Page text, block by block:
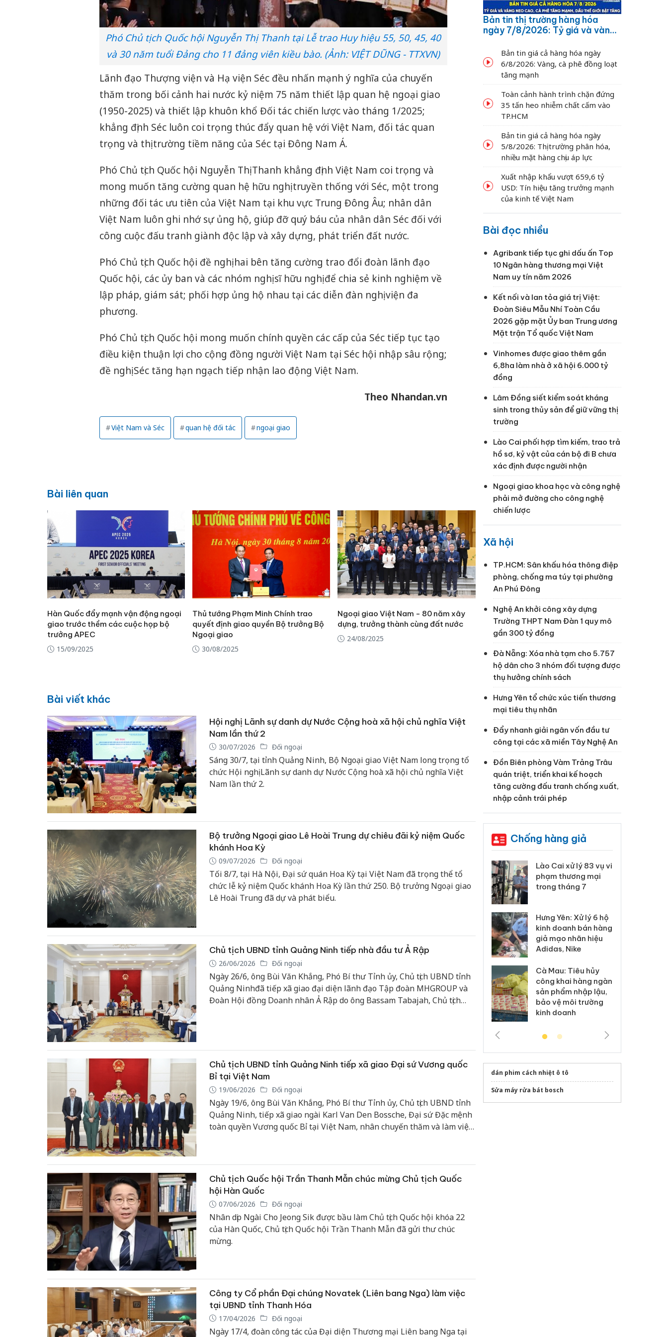
Phó Chủ tịch Quốc hội Nguyễn Thị Thanh tại Lễ trao Huy hiệu 55, 50, 45, 40
và 30 năm tuổi Đảng cho 11 đảng viên kiều bào. (Ảnh: VIỆT DŨNG - TTXVN)
Lãnh đạo Thượng viện và Hạ viện Séc đều nhấn mạnh ý nghĩa của chuyến
thăm trong bối cảnh hai nước kỷ niệm 75 năm thiết lập quan hệ ngoại giao
(1950-2025) và thiết lập khuôn khổ Đối tác chiến lược vào tháng 1/2025;
khẳng định Séc luôn coi trọng thúc đẩy quan hệ với Việt Nam, đối tác quan
trọng và thị trường tiềm năng của Séc tại Đông Nam Á.
Phó Chủ tịch Quốc hội Nguyễn Thị Thanh khẳng định Việt Nam coi trọng và
mong muốn tăng cường quan hệ hữu nghị truyền thống với Séc, một trong
những đối tác ưu tiên của Việt Nam tại khu vực Trung Đông Âu; nhân dân
Việt Nam luôn ghi nhớ sự ủng hộ, giúp đỡ quý báu của nhân dân Séc đối với
công cuộc đấu tranh giành độc lập và xây dựng, phát triển đất nước.
Phó Chủ tịch Quốc hội đề nghị hai bên tăng cường trao đổi đoàn lãnh đạo
Quốc hội, các ủy ban và các nhóm nghị sĩ hữu nghị để chia sẻ kinh nghiệm về
lập pháp, giám sát; phối hợp ủng hộ nhau tại các diễn đàn nghị viện đa
phương.
Phó Chủ tịch Quốc hội mong muốn chính quyền các cấp của Séc tiếp tục tạo
điều kiện thuận lợi cho cộng đồng người Việt Nam tại Séc hội nhập sâu rộng;
đề nghị Séc tăng hạn ngạch tiếp nhận lao động Việt Nam.
Theo Nhandan.vn
Việt Nam và Séc quan hệ đối tác ngoại giao
Bài liên quan
Hàn Quốc đẩy mạnh vận động ngoại
giao trước thềm các cuộc họp bộ
trưởng APEC
15/09/2025
Thủ tướng Phạm Minh Chính trao
quyết định giao quyền Bộ trưởng Bộ
Ngoại giao
30/08/2025
Ngoại giao Việt Nam - 80 năm xây
dựng, trưởng thành cùng đất nước
24/08/2025
Bài viết khác
Hội nghị Lãnh sự danh dự Nước Cộng hoà xã hội chủ nghĩa Việt
Nam lần thứ 2
30/07/2026 Đối ngoại
Sáng 30/7, tại tỉnh Quảng Ninh, Bộ Ngoại giao Việt Nam long trọng tổ
chức Hội nghị Lãnh sự danh dự Nước Cộng hoà xã hội chủ nghĩa Việt
Nam lần thứ 2.
Bộ trưởng Ngoại giao Lê Hoài Trung dự chiêu đãi kỷ niệm Quốc
khánh Hoa Kỳ
09/07/2026 Đối ngoại
Tối 8/7, tại Hà Nội, Đại sứ quán Hoa Kỳ tại Việt Nam đã trọng thể tổ
chức lễ kỷ niệm Quốc khánh Hoa Kỳ lần thứ 250. Bộ trưởng Ngoại giao
Lê Hoài Trung đã dự và phát biểu.
Chủ tịch UBND tỉnh Quảng Ninh tiếp nhà đầu tư Ả Rập
26/06/2026 Đối ngoại
Ngày 26/6, ông Bùi Văn Khắng, Phó Bí thư Tỉnh ủy, Chủ tịch UBND tỉnh
Quảng Ninhđã tiếp xã giao đại diện lãnh đạo Tập đoàn MHGROUP và
Đoàn Hội đồng Doanh nhân Ả Rập do ông Bassam Tabajah, Chủ tịch
Chủ tịch UBND tỉnh Quảng Ninh tiếp xã giao Đại sứ Vương quốc
Bỉ tại Việt Nam
19/06/2026 Đối ngoại
Ngày 19/6, ông Bùi Văn Khắng, Phó Bí thư Tỉnh ủy, Chủ tịch UBND tỉnh
Quảng Ninh, tiếp xã giao ngài Karl Van Den Bossche, Đại sứ Đặc mệnh
toàn quyền Vương quốc Bỉ tại Việt Nam, nhân chuyến thăm và làm việc
Chủ tịch Quốc hội Trần Thanh Mẫn chúc mừng Chủ tịch Quốc
hội Hàn Quốc
07/06/2026 Đối ngoại
Nhân dịp Ngài Cho Jeong Sik được bầu làm Chủ tịch Quốc hội khóa 22
của Hàn Quốc, Chủ tịch Quốc hội Trần Thanh Mẫn đã gửi thư chúc
mừng.
Công ty Cổ phần Đại chúng Novatek (Liên bang Nga) làm việc
tại UBND tỉnh Thanh Hóa
17/04/2026 Đối ngoại
Ngày 17/4, đoàn công tác của Đại diện Thương mại Liên bang Nga tại
Bản tin thị trường hàng hóa
ngày 7/8/2026: Tỷ giá và vàng
dầu thế giới bật tăng
Bản tin giá cả hàng hóa ngày
6/8/2026: Vàng, cà phê đồng loạt
tăng mạnh
Toàn cảnh hành trình chặn đứng
35 tấn heo nhiễm chất cấm vào
TP.HCM
Bản tin giá cả hàng hóa ngày
5/8/2026: Thị trường phân hóa,
nhiều mặt hàng chịu áp lực
Xuất nhập khẩu vượt 659,6 tỷ
USD: Tín hiệu tăng trưởng mạnh
của kinh tế Việt Nam
Bài đọc nhiều
Agribank tiếp tục ghi dấu ấn Top
10 Ngân hàng thương mại Việt
Nam uy tín năm 2026
Kết nối và lan tỏa giá trị Việt:
Đoàn Siêu Mẫu Nhí Toàn Cầu
2026 gặp mặt Ủy ban Trung ương
Mặt trận Tổ quốc Việt Nam
Vinhomes được giao thêm gần
6,8ha làm nhà ở xã hội 6.000 tỷ
đồng
Lâm Đồng siết kiểm soát kháng
sinh trong thủy sản để giữ vững thị
trường
Lào Cai phối hợp tìm kiếm, trao trả
hồ sơ, kỷ vật của cán bộ đi B chưa
xác định được người nhận
Ngoại giao khoa học và công nghệ
phải mở đường cho công nghệ
chiến lược
Xã hội
TP.HCM: Sân khấu hóa thông điệp
phòng, chống ma túy tại phường
An Phú Đông
Nghệ An khởi công xây dựng
Trường THPT Nam Đàn 1 quy mô
gần 300 tỷ đồng
Đà Nẵng: Xóa nhà tạm cho 5.757
hộ dân cho 3 nhóm đối tượng được
thụ hưởng chính sách
Hưng Yên tổ chức xúc tiến thương
mại tiêu thụ nhãn
Đẩy nhanh giải ngân vốn đầu tư
công tại các xã miền Tây Nghệ An
Đồn Biên phòng Vàm Trảng Trâu
quán triệt, triển khai kế hoạch
tăng cường đấu tranh chống xuất,
nhập cảnh trái phép
Chống hàng giả
tìm bị hại trong vụ
án sản xuất, buôn
Moyuum giả
An Giang: Đối tượng
chủ mưu đường dây
bán hàng giả tại Phú
Quốc ra đầu thú
Lào Cai xử lý 83 vụ vi
phạm thương mại
trong tháng 7
Hưng Yên: Xử lý 6 hộ
kinh doanh bán hàng
giả mạo nhãn hiệu
Adidas, Nike
Cà Mau: Tiêu hủy
công khai hàng ngàn
sản phẩm nhập lậu,
bảo vệ môi trường
kinh doanh
dán phim cách nhiệt ô tô
Sửa máy rửa bát bosch